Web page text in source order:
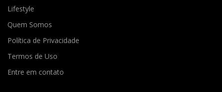
Lifestyle
Quem Somos
Política de Privacidade
Termos de Uso
Entre em contato